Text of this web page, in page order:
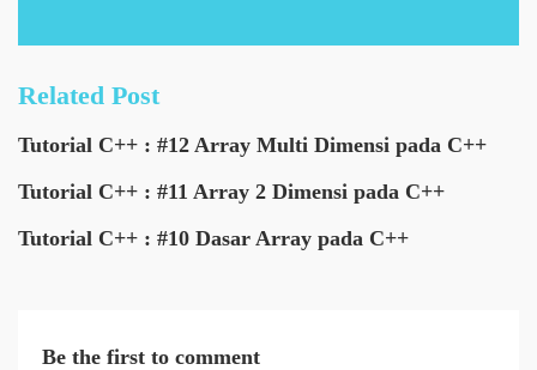
Related Post
Tutorial C++ : #12 Array Multi Dimensi pada C++
Tutorial C++ : #11 Array 2 Dimensi pada C++
Tutorial C++ : #10 Dasar Array pada C++
Be the first to comment